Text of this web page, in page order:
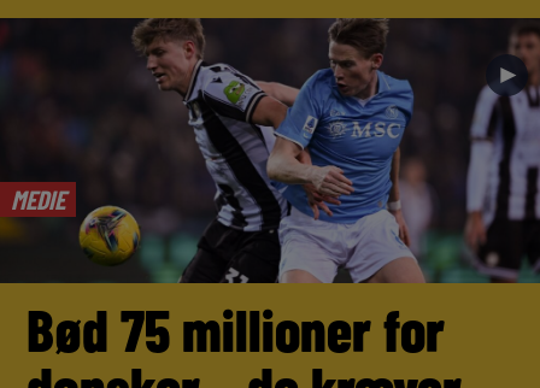
MEDIE
►
Bød 75 millioner for